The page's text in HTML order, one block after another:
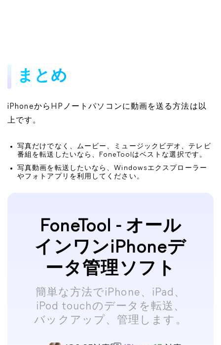
まとめ
iPhoneからHPノートパソコンに動画を送る方法は以
上です。
写真だけでなく、ムービー、ミュージックビデオ、テレビ
番組を転送したいなら、FoneToolはベストな選択です。
写真動画を転送したいなら、Windowsエクスプローラー
やフォトアプリを利用してください。
FoneTool - オール
インワンiPhoneデ
ータ管理ソフト
簡単な方法でiPhone、iPad、
iPod touchのデータを転送、
バックアップ、管理します。